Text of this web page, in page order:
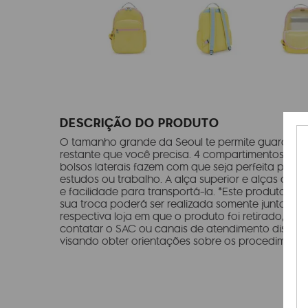
DESCRIÇÃO DO PRODUTO
O tamanho grande da Seoul te permite guardar
restante que você precisa. 4 compartimentos
bolsos laterais fazem com que seja perfeita
estudos ou trabalho. A alça superior e alças de
e facilidade para transportá-la. *Este produto é
sua troca poderá ser realizada somente junto ao
respectiva loja em que o produto foi retirado,
contatar o SAC ou canais de atendimento
visando obter orientações sobre os